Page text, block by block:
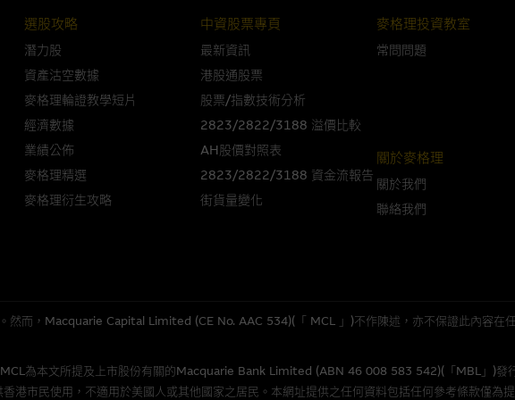
力償債或違約，投資者可能無法收回部份或全部應收款項。結構性產品價格可升可跌。過往表現
麥格理資本股份有限公司可能是唯一報價方。閣下應閱讀載于
之上市文
如有需要，請徵詢獨立之專業意見。牛熊證備有強制贖回機制可能被提早終止，届時(i) N類牛熊
理的網站的連結。此等連結純為方便閣下取得更多關於市場上相關產品及機構的資訊。麥格理集團
屬於第三者的產品。閣下使用此等屬於第三者的軟件，須自負全責。此等軟件的使用，可能受軟
選股攻略
潛力股
資產沽空數據
麥格理輪證教學短片
經濟數據
業績公佈
麥格理精選
麥格理衍生攻略
中資股票專頁
最新資訊
港股通股票
股票/指數技術分析
2823/2822/3188 溢價比較
AH股價對照表
2823/2822/3188 資金流報告
街貨量變化
麥格理投資教室
常問問題
關於麥格理
關於我們
聯絡我們
然而，Macquarie Capital Limited (CE No. AAC 534)(「 MCL 」)不作陳述，亦不保證此內容在
為本文所提及上市股份有關的Macquarie Bank Limited (ABN 46 008 583 542)(「MBL」)發
港市民使用，不適用於美國人或其他國家之居民。本網址提供之任何資料包括任何參考條款僅為